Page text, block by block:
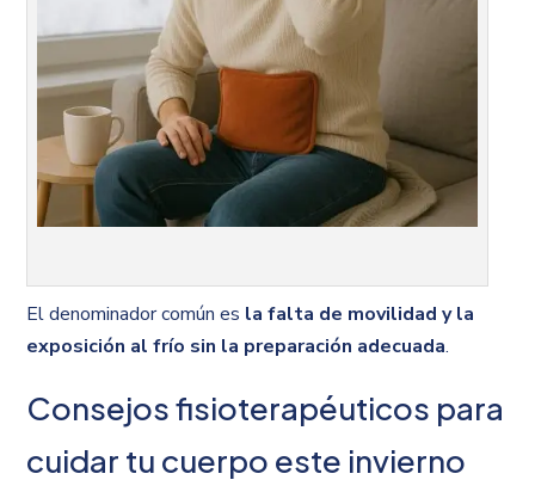
El denominador común es la falta de movilidad y la
exposición al frío sin la preparación adecuada.
Consejos fisioterapéuticos para
cuidar tu cuerpo este invierno